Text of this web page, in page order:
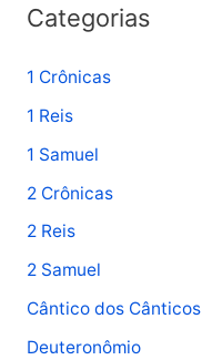
q
s
a
r
p
o
Categorias
1 Crônicas
1 Reis
1 Samuel
2 Crônicas
2 Reis
2 Samuel
Cântico dos Cânticos
Deuteronômio